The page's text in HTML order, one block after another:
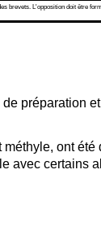
brevets. L'opposition doit être
préparation
ont
avec certains